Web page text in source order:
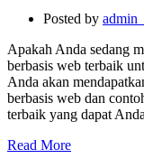
Posted by
Apakah Anda sedang
berbasis web terbaik
Anda akan
berbasis web dan
terbaik yang dapat
Read More